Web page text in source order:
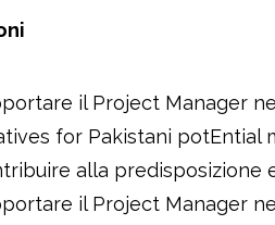
il Project Manager
for Pakistani potEntial
alla predisposizione
il Project Manager